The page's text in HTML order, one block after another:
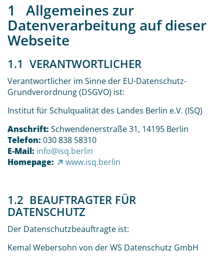
1 Allgemeines zur
Datenverarbeitung auf dieser
Webseite
1.1 VERANTWORTLICHER
Verantwortlicher im Sinne der EU-Datenschutz-
Grundverordnung (DSGVO) ist:
Institut für Schulqualität des Landes Berlin e.V. (ISQ)
Anschrift: Schwendenerstraße 31, 14195 Berlin
Telefon: 030 838 58310
E-Mail: info@isq.berlin
Homepage:
www.isq.berlin
1.2 BEAUFTRAGTER FÜR
DATENSCHUTZ
Der Datenschutzbeauftragte ist:
Kemal Webersohn von der WS Datenschutz GmbH